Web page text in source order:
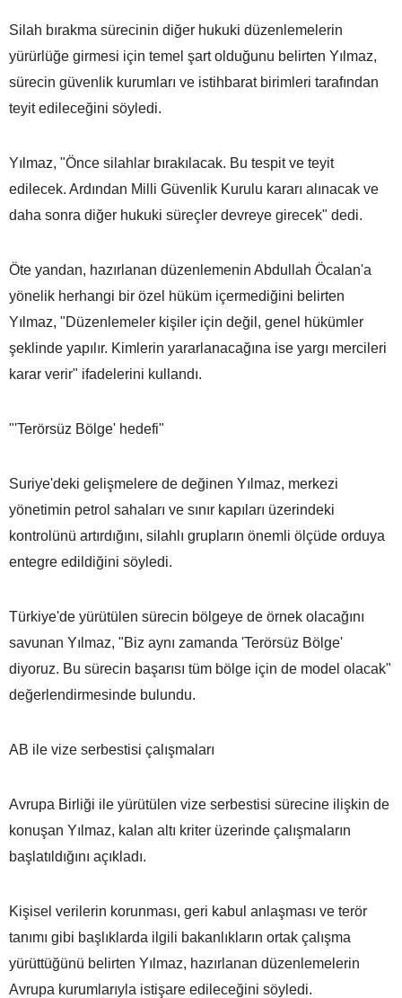
Silah bırakma sürecinin diğer hukuki düzenlemelerin
yürürlüğe girmesi için temel şart olduğunu belirten Yılmaz,
sürecin güvenlik kurumları ve istihbarat birimleri tarafından
teyit edileceğini söyledi.
Yılmaz, "Önce silahlar bırakılacak. Bu tespit ve teyit
edilecek. Ardından Milli Güvenlik Kurulu kararı alınacak ve
daha sonra diğer hukuki süreçler devreye girecek" dedi.
Öte yandan, hazırlanan düzenlemenin Abdullah Öcalan'a
yönelik herhangi bir özel hüküm içermediğini belirten
Yılmaz, "Düzenlemeler kişiler için değil, genel hükümler
şeklinde yapılır. Kimlerin yararlanacağına ise yargı mercileri
karar verir" ifadelerini kullandı.
"'Terörsüz Bölge' hedefi"
Suriye'deki gelişmelere de değinen Yılmaz, merkezi
yönetimin petrol sahaları ve sınır kapıları üzerindeki
kontrolünü artırdığını, silahlı grupların önemli ölçüde orduya
entegre edildiğini söyledi.
Türkiye'de yürütülen sürecin bölgeye de örnek olacağını
savunan Yılmaz, "Biz aynı zamanda 'Terörsüz Bölge'
diyoruz. Bu sürecin başarısı tüm bölge için de model olacak"
değerlendirmesinde bulundu.
AB ile vize serbestisi çalışmaları
Avrupa Birliği ile yürütülen vize serbestisi sürecine ilişkin de
konuşan Yılmaz, kalan altı kriter üzerinde çalışmaların
başlatıldığını açıkladı.
Kişisel verilerin korunması, geri kabul anlaşması ve terör
tanımı gibi başlıklarda ilgili bakanlıkların ortak çalışma
yürüttüğünü belirten Yılmaz, hazırlanan düzenlemelerin
Avrupa kurumlarıyla istişare edileceğini söyledi.